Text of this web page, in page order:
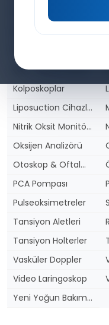
Kan - Serum Isıtıcılar
Kolposkoplar
Liposuction Cihazları
Nitrik Oksit Monitörü
Oksijen Analizörü
Otoskop & Oftalmoskoplar
PCA Pompası
Pulseoksimetreler
Tansiyon Aletleri
Tansiyon Holterler
Vasküler Doppler
Video Laringoskop
Yeni Yoğun Bakım Yönetmeliği